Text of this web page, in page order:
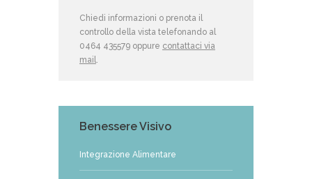
Chiedi informazioni o prenota il
controllo della vista telefonando al
0464 435579 oppure contattaci via
mail.
Benessere Visivo
Integrazione Alimentare